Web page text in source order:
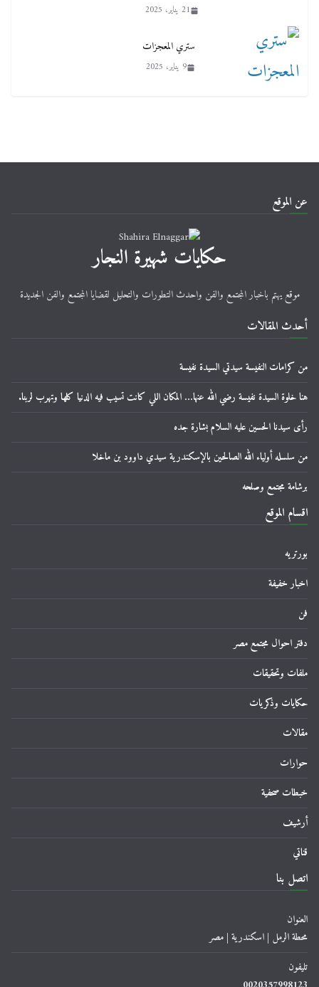
21 يناير، 2025
ستري المعجزات
9 يناير، 2025
عن الموقع
حكايات شهيرة النجار
موقع يهتم باخبار المجتمع والفن واحدث التطورات والتحليل لقضايا المجتمع والفن الجديدة
أحدث المقالات
من كرامات النفيسة سيدتي السيدة نفيسة
هنا خلوة السيدة نفيسة رضي الله عنها… المكان اللي كانت تسيب فيه الدنيا كلها وتهرب لربنا.
رأى سيدنا الحسين عليه السلام بشارة جده
من سلسله أولياء الله الصالحين بالإسكندرية سيدي داوود بن ماخلا
برشامة مجتمع وصلحه
اقسام الموقع
بورتريه
اخبار خفيفة
فن
دفتر احوال مجتمع مصر
ملفات وتحقيقات
حكايات وذكريات
مقالات
حوارات
خبطات صحفية
أرشيف
قناتي
اتصل بنا
العنوان
محطة الرمل | اسكندرية | مصر
تليفون